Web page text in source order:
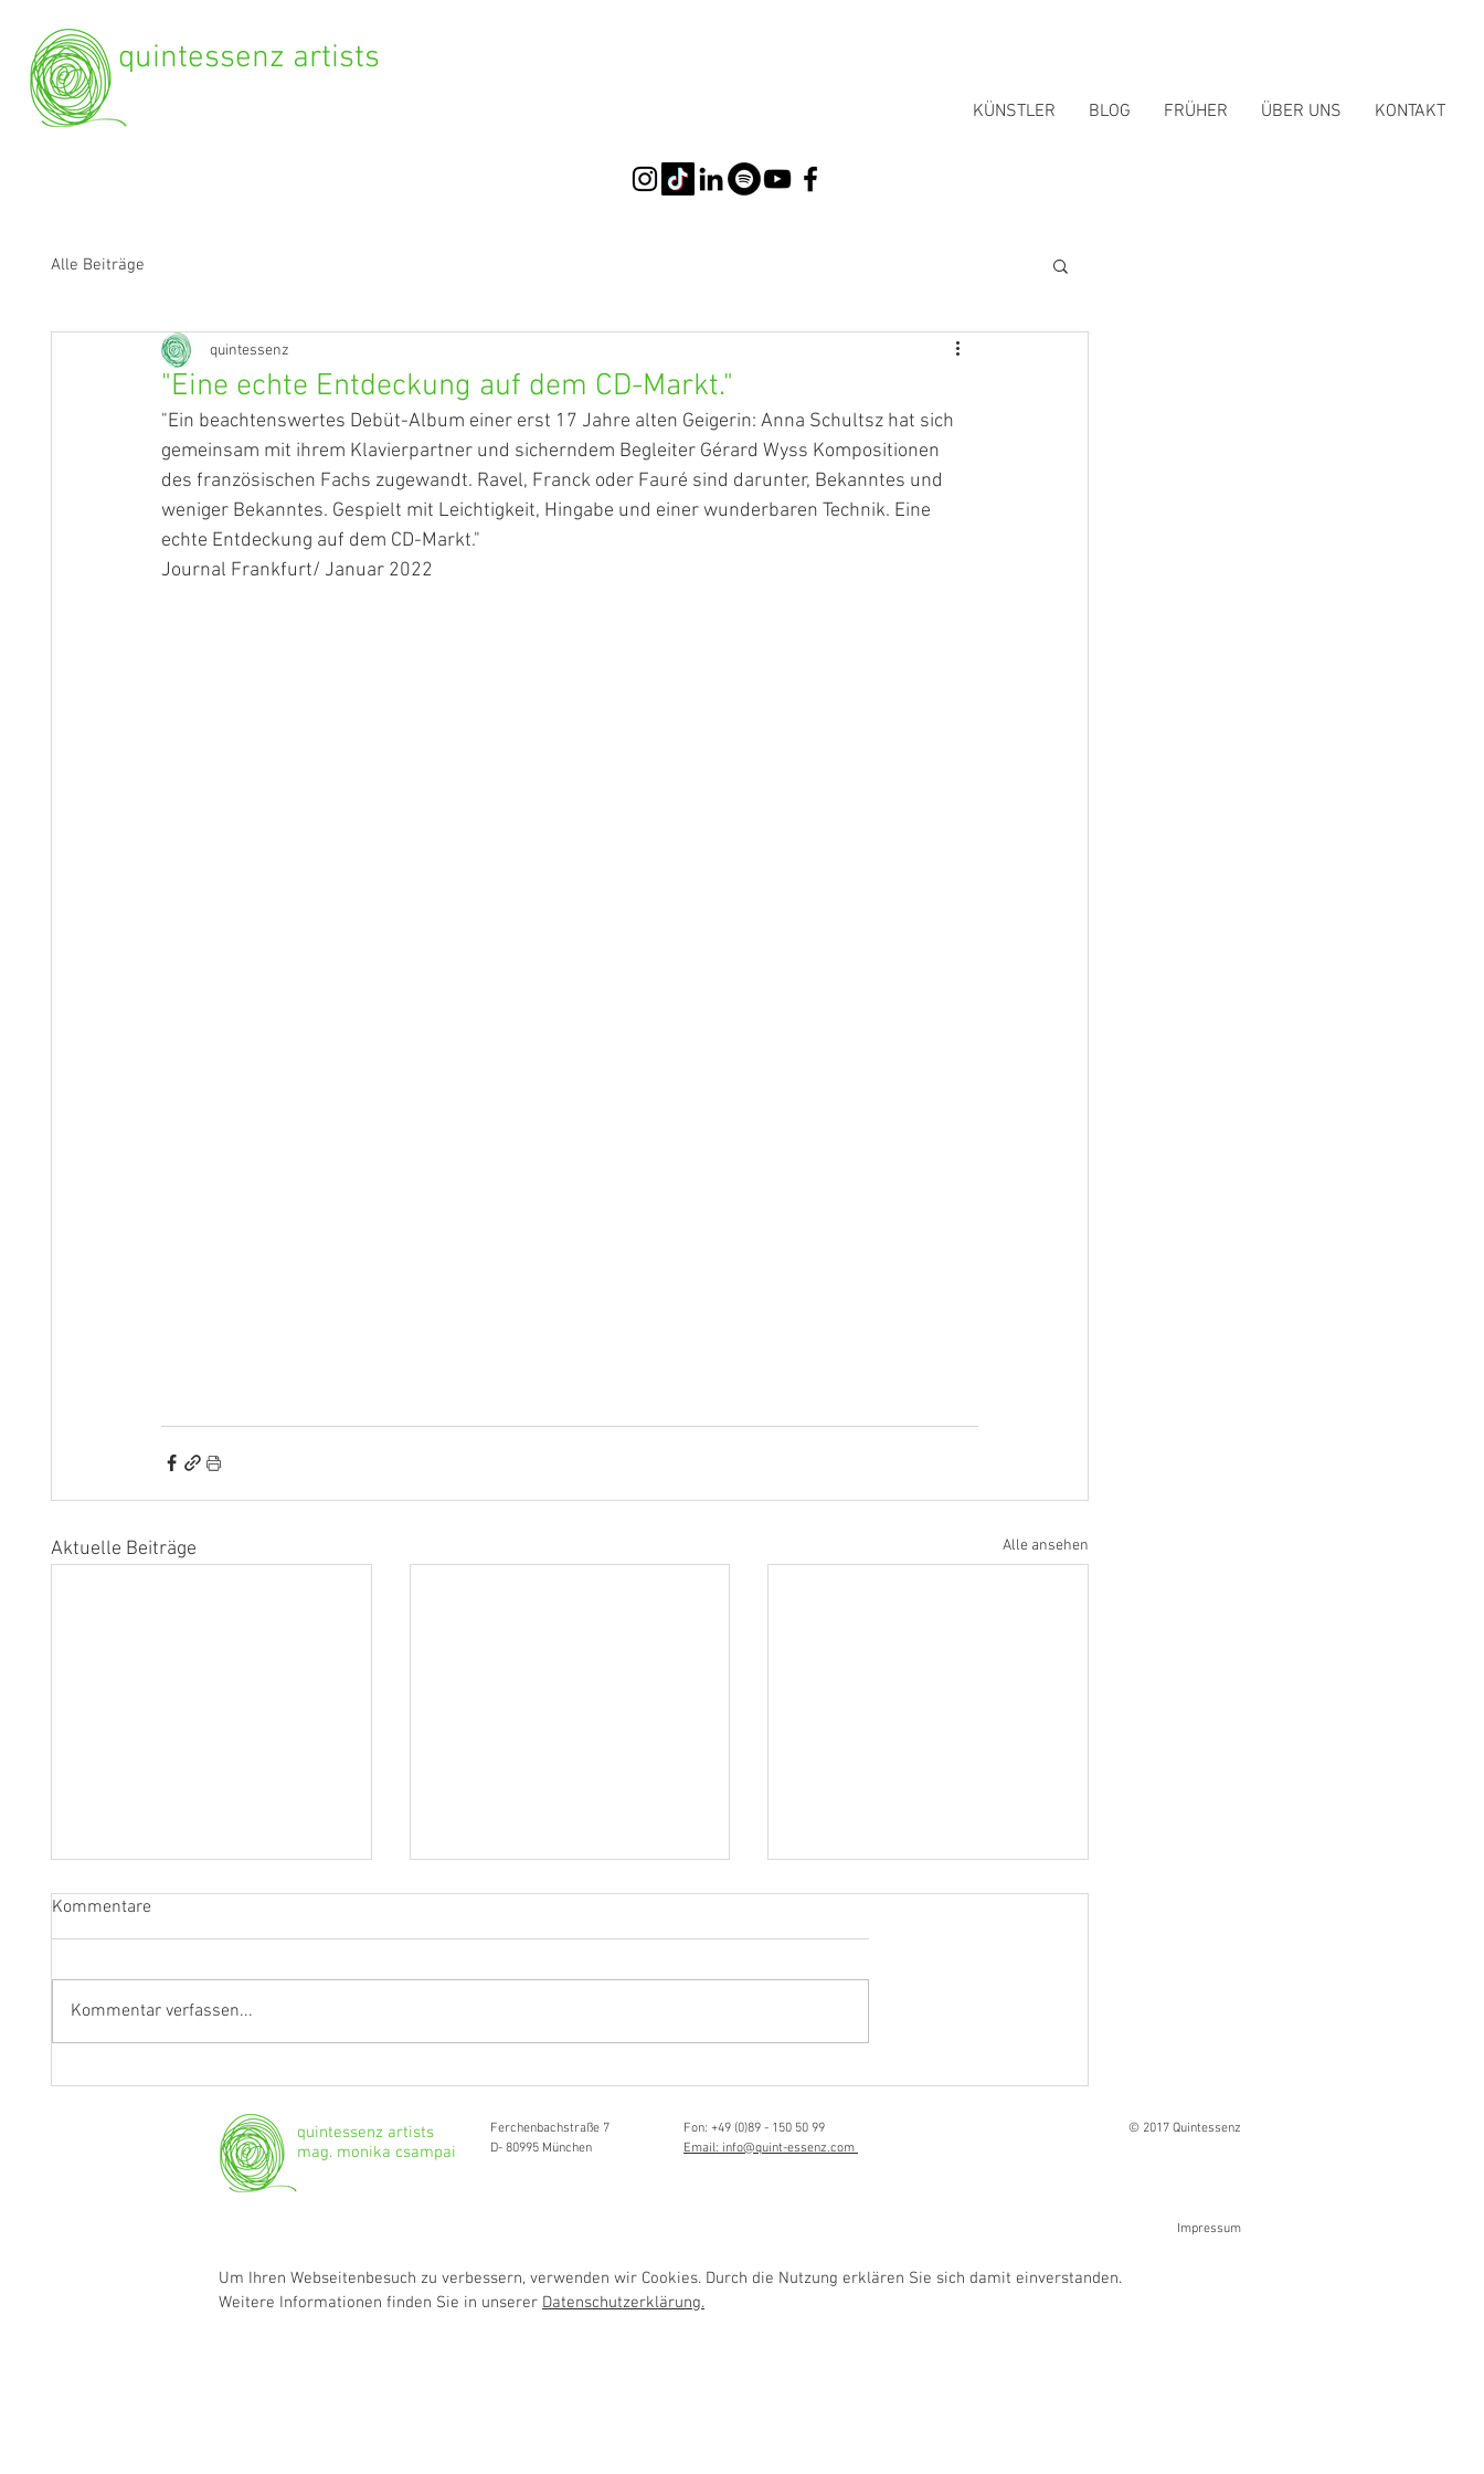
quintessenz artists
KÜNSTLER BLOG FRÜHER ÜBER UNS KONTAKT
Alle Beiträge
"Eine echte Entdeckung auf dem CD-Markt."
quintessenz
"Ein beachtenswertes Debüt-Album einer erst 17 Jahre alten Geigerin: Anna Schultsz hat sich
gemeinsam mit ihrem Klavierpartner und sicherndem Begleiter Gérard Wyss Kompositionen
des französischen Fachs zugewandt. Ravel, Franck oder Fauré sind darunter, Bekanntes und
weniger Bekanntes. Gespielt mit Leichtigkeit, Hingabe und einer wunderbaren Technik. Eine
echte Entdeckung auf dem CD-Markt."
Journal Frankfurt/ Januar 2022
Aktuelle Beiträge Alle ansehen
musikalische Grenzgängerin
Kommentare
Kommentar verfassen...
quintessenz artists
mag. monika csampai
Ferchenbachstraße 7
D- 80995 München
Fon: +49 (0)89 - 150 50 99
Email: info@quint-essenz.com
© 2017 Quintessenz
Impressum
Um Ihren Webseitenbesuch zu verbessern, verwenden wir Cookies. Durch die Nutzung erklären Sie sich damit einverstanden.
Weitere Informationen finden Sie in unserer Datenschutzerklärung.